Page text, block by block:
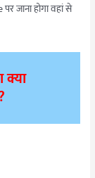
जाना होगा वहां से